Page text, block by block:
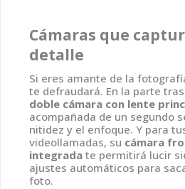
Cámaras que
detalle
Si eres amante de la
te defraudará. En la parte
doble cámara con lente
acompañada de un segundo
nitidez y el enfoque. Y para
videollamadas, su cámara
integrada te permitirá lucir
ajustes automáticos para
foto.